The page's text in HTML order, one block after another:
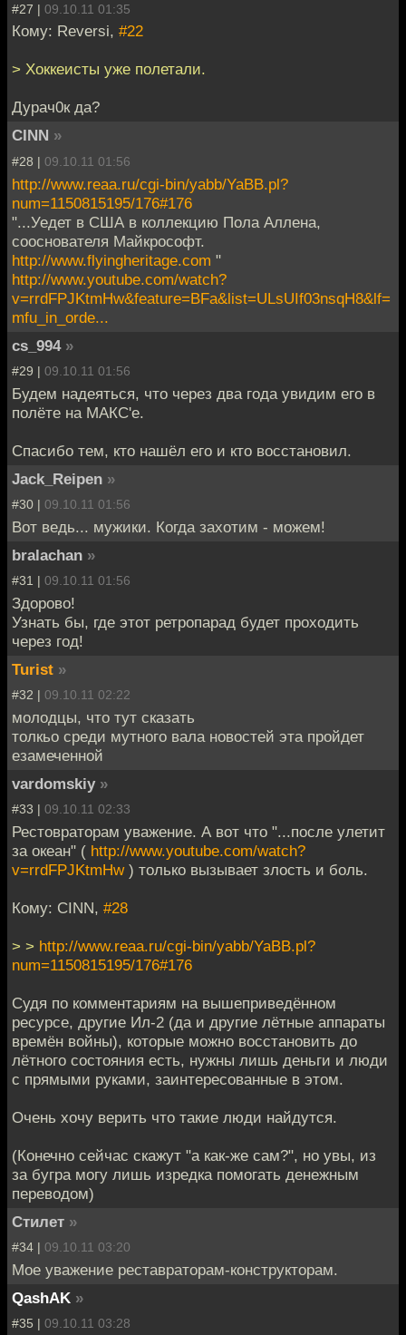
#27 | 09.10.11 01:35
Кому: Reversi, #22
> Хоккеисты уже полетали.
Дурач0к да?
CINN »
#28 | 09.10.11 01:56
http://www.reaa.ru/cgi-bin/yabb/YaBB.pl?
num=1150815195/176#176
"...Уедет в США в коллекцию Пола Аллена,
сооснователя Майкрософт.
http://www.flyingheritage.com "
http://www.youtube.com/watch?
v=rrdFPJKtmHw&feature=BFa&list=ULsUIf03nsqH8&lf=
mfu_in_orde...
cs_994 »
#29 | 09.10.11 01:56
Будем надеяться, что через два года увидим его в
полёте на МАКС'е.
Спасибо тем, кто нашёл его и кто восстановил.
Jack_Reipen »
#30 | 09.10.11 01:56
Вот ведь... мужики. Когда захотим - можем!
bralachan »
#31 | 09.10.11 01:56
Здорово!
Узнать бы, где этот ретропарад будет проходить
через год!
Turist »
#32 | 09.10.11 02:22
молодцы, что тут сказать
толкьо среди мутного вала новостей эта пройдет
езамеченной
vardomskiy »
#33 | 09.10.11 02:33
Рестовраторам уважение. А вот что "...после улетит
за океан" ( http://www.youtube.com/watch?
v=rrdFPJKtmHw) только вызывает злость и боль.
Кому: CINN, #28
> > http://www.reaa.ru/cgi-bin/yabb/YaBB.pl?
num=1150815195/176#176
Судя по комментариям на вышеприведённом
ресурсе, другие Ил-2 (да и другие лётные аппараты
времён войны), которые можно восстановить до
лётного состояния есть, нужны лишь деньги и люди
с прямыми руками, заинтересованные в этом.
Очень хочу верить что такие люди найдутся.
(Конечно сейчас скажут "а как-же сам?", но увы, из
за бугра могу лишь изредка помогать денежным
переводом)
Стилет »
#34 | 09.10.11 03:20
Мое уважение реставраторам-конструкторам.
QashAK »
#35 | 09.10.11 03:28